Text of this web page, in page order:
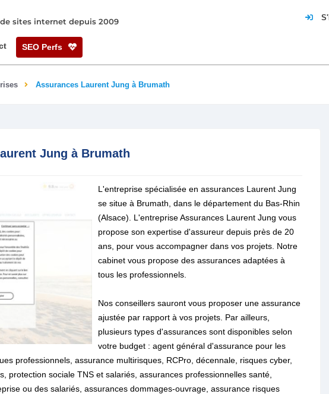
sites internet depuis 2009
SEO Perfs
Assurances Laurent Jung à Brumath
Jung à Brumath
L'entreprise spécialisée en assurances Laurent Jung
se situe à Brumath, dans le département du Bas-Rhin
(Alsace). L'entreprise Assurances Laurent Jung vous
propose son expertise d'assureur depuis près de 20
ans, pour vous accompagner dans vos projets. Notre
cabinet vous propose des assurances adaptées à
tous les professionnels.
Nos conseillers sauront vous proposer une assurance
ajustée par rapport à vos projets. Par ailleurs,
plusieurs types d'assurances sont disponibles selon
votre budget : agent général d'assurance pour les
professionnels, assurance multirisques, RCPro, décennale, risques cyber,
protection sociale TNS et salariés, assurances professionnelles santé,
ou des salariés, assurances dommages-ouvrage, assurance risques